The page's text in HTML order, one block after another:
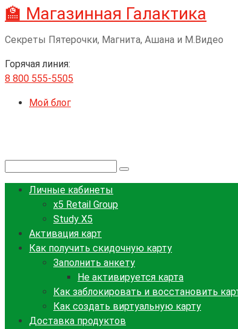
Перейти
к
контенту
🏫 Магазинная Галактика
Секреты Пятерочки, Магнита, Ашана и М.Видео
Горячая линия:
8 800 555-5505
Мой блог
Личные кабинеты
x5 Retail Group
Study X5
Активация карт
Как получить скидочную карту
Заполнить анкету
Не активируется карта
Как заблокировать и восстановить
Как создать виртуальную карту
Доставка продуктов